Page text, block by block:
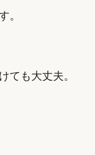
。
ても大丈夫。